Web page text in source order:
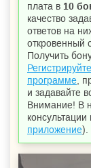
плата в 10
качество
ответов на
откровенный
Получить
программе ,
и задавайте
Внимание! В
приложение).